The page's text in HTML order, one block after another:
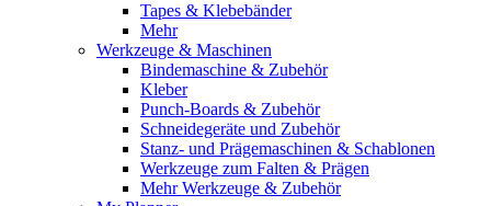
Tapes & Klebebänder
Mehr
Werkzeuge & Maschinen
Bindemaschine & Zubehör
Kleber
Punch-Boards & Zubehör
Schneidegeräte und Zubehör
Stanz- und Prägemaschinen & Schablonen
Werkzeuge zum Falten & Prägen
Mehr Werkzeuge & Zubehör